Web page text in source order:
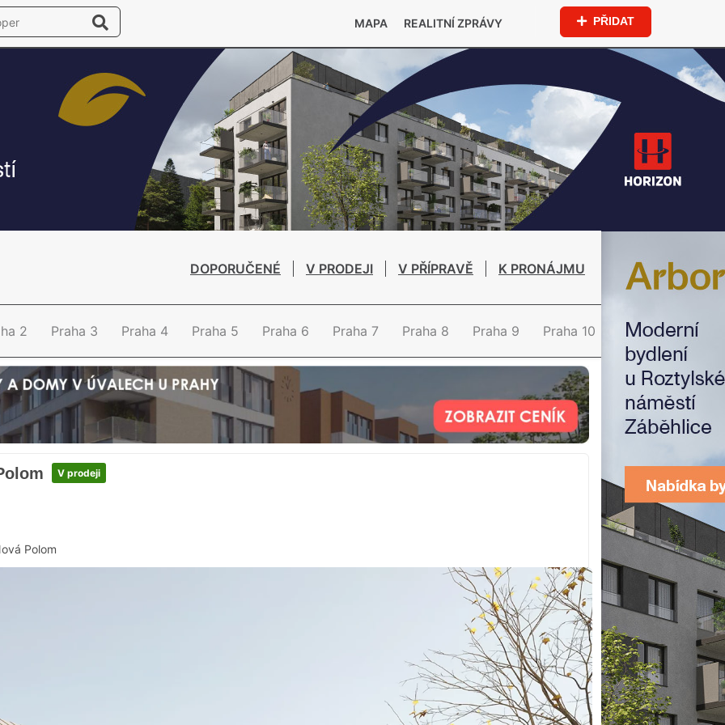
MAPA REALITNÍ ZPRÁVY PŘIDAT
DOPORUČENÉ V PRODEJI V PŘÍPRAVĚ K PRONÁJMU
2 Praha 3 Praha 4 Praha 5 Praha 6 Praha 7 Praha 8 Praha 9 Praha 10
V prodeji
Polom